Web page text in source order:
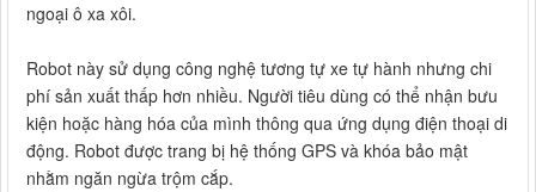
ngoại ô xa xôi.
Robot này sử dụng công nghệ tương tự xe tự hành nhưng chi
phí sản xuất thấp hơn nhiều. Người tiêu dùng có thể nhận bưu
kiện hoặc hàng hóa của mình thông qua ứng dụng điện thoại di
động. Robot được trang bị hệ thống GPS và khóa bảo mật
nhằm ngăn ngừa trộm cắp.